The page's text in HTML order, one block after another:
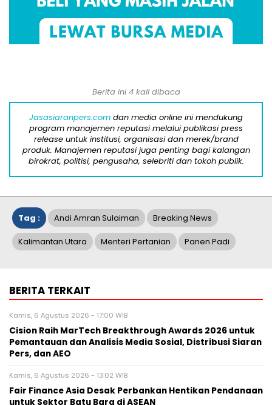
Berita ini 4 kali dibaca
Jasasiaranpers.com dan media online ini mendukung
program manajemen reputasi melalui publikasi press
release untuk institusi, organisasi dan merek/brand
produk. Manajemen reputasi juga penting bagi kalangan
birokrat, politisi, pengusaha, selebriti dan tokoh publik.
Tag : Andi Amran Sulaiman Breaking News
Kalimantan Utara Menteri Pertanian Panen Padi
BERITA TERKAIT
Kamis, 6 Agustus 2026 - 17:00 WIB
Cision Raih MarTech Breakthrough Awards 2026 untuk
Pemantauan dan Analisis Media Sosial, Distribusi Siaran
Pers, dan AEO
Kamis, 6 Agustus 2026 - 13:02 WIB
Fair Finance Asia Desak Perbankan Hentikan Pendanaan
untuk Sektor Batu Bara di ASEAN